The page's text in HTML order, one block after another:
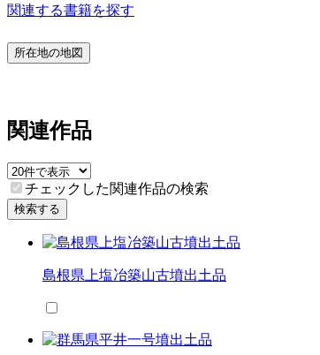
関連する書籍を探す
所在地の地図
関連作品
チェックした関連作品の検索
検索する
島根県上塩冶築山古墳出土品